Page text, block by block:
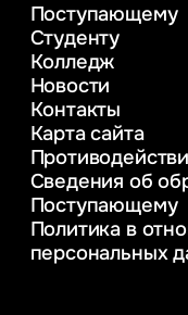
Психолого-
в образовании
Веб-дизайн
Управление
предприятия
Уголовное
обеспечение
Управление
Поступающему
Студенту
Колледж
Новости
Контакты
Карта сайта
Сведения об
Поступающему
Политика в
персональных